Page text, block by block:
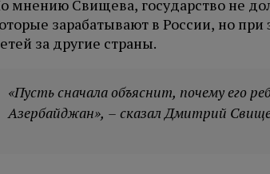
мнению Свищева, государство не
зарабатывают в России, но
за другие страны.
«Пусть сначала объяснит, почему его
Азербайджан», – сказал Дмитрий